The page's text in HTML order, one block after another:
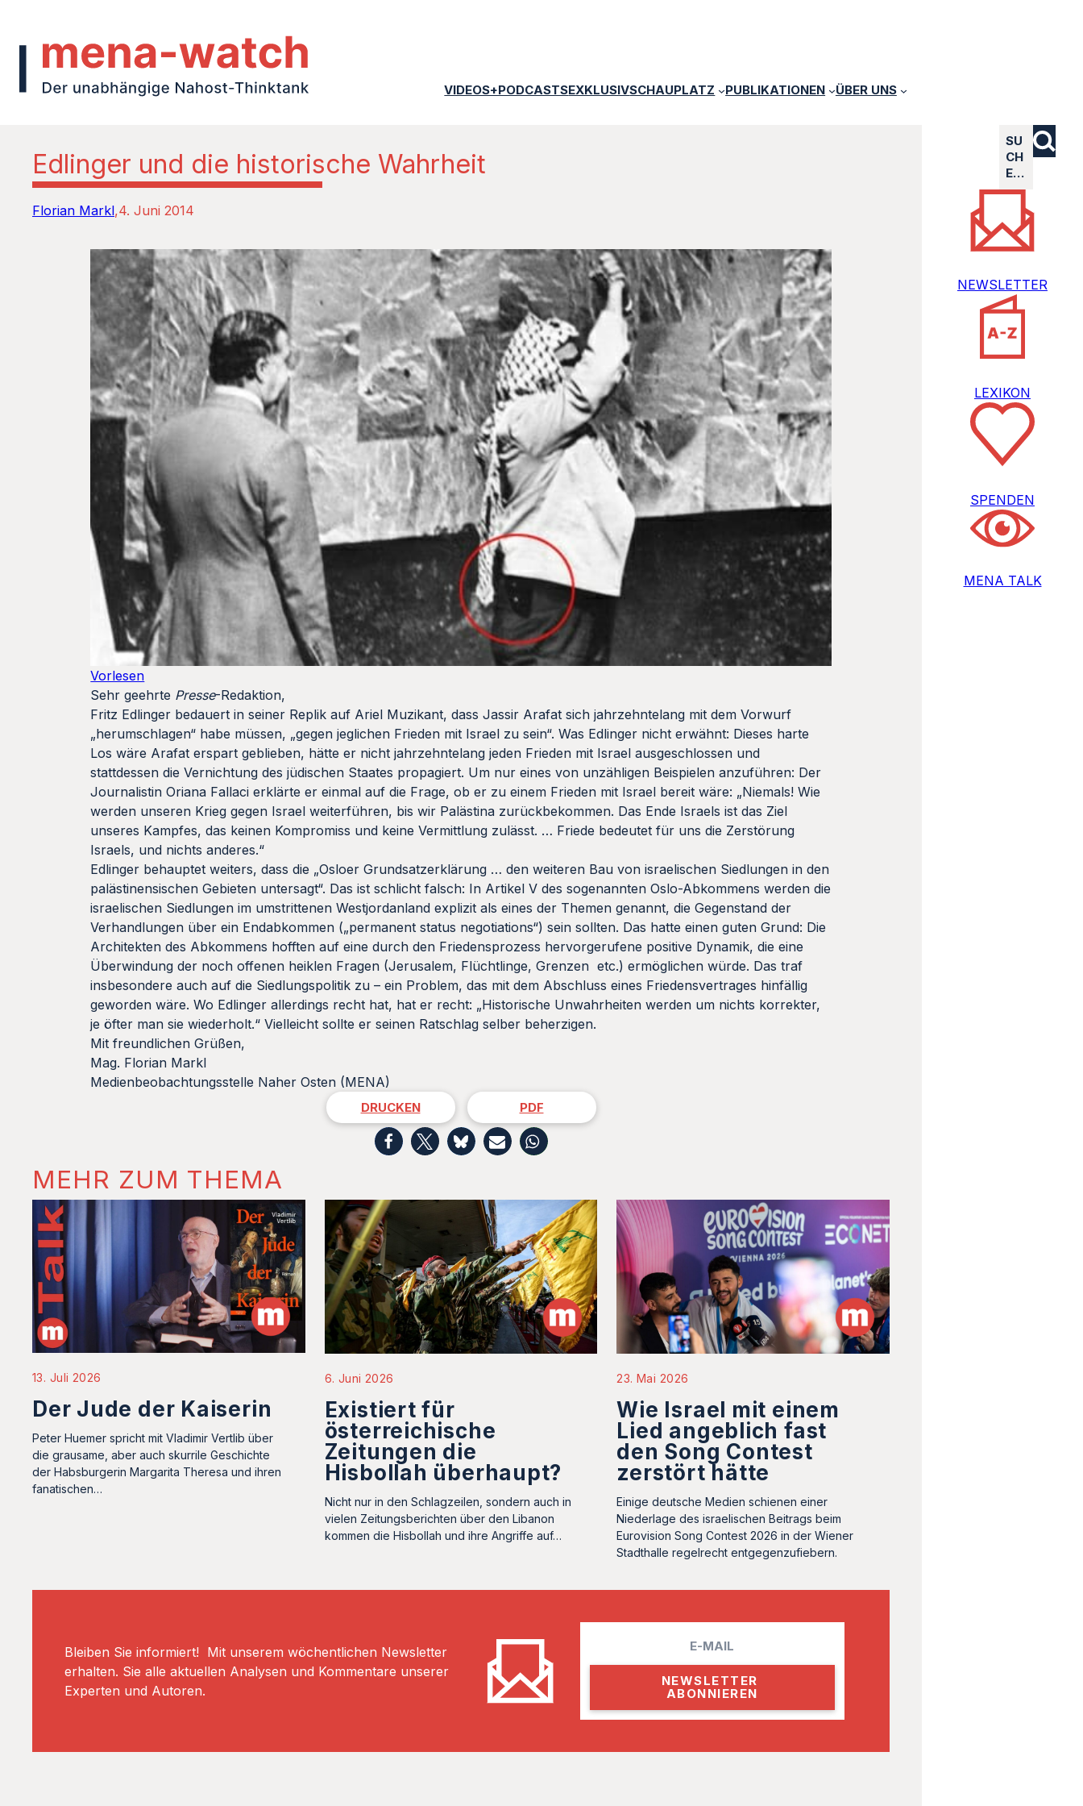
VIDEOS+PODCASTSEXKLUSIVSCHAUPLATZ PUBLIKATIONEN ÜBER UNS
Edlinger und die historische Wahrheit
Florian Markl 4. Juni 2014
Vorlesen
Sehr geehrte Presse-Redaktion,
Fritz Edlinger bedauert in seiner Replik auf Ariel Muzikant, dass Jassir Arafat sich jahrzehntelang mit dem Vorwurf
„herumschlagen“ habe müssen, „gegen jeglichen Frieden mit Israel zu sein“. Was Edlinger nicht erwähnt: Dieses harte
Los wäre Arafat erspart geblieben, hätte er nicht jahrzehntelang jeden Frieden mit Israel ausgeschlossen und
stattdessen die Vernichtung des jüdischen Staates propagiert. Um nur eines von unzähligen Beispielen anzuführen: Der
Journalistin Oriana Fallaci erklärte er einmal auf die Frage, ob er zu einem Frieden mit Israel bereit wäre: „Niemals! Wie
werden unseren Krieg gegen Israel weiterführen, bis wir Palästina zurückbekommen. Das Ende Israels ist das Ziel
unseres Kampfes, das keinen Kompromiss und keine Vermittlung zulässt. … Friede bedeutet für uns die Zerstörung
Israels, und nichts anderes.“
Edlinger behauptet weiters, dass die „Osloer Grundsatzerklärung … den weiteren Bau von israelischen Siedlungen in den
palästinensischen Gebieten untersagt“. Das ist schlicht falsch: In Artikel V des sogenannten Oslo-Abkommens werden die
israelischen Siedlungen im umstrittenen Westjordanland explizit als eines der Themen genannt, die Gegenstand der
Verhandlungen über ein Endabkommen („permanent status negotiations“) sein sollten. Das hatte einen guten Grund: Die
Architekten des Abkommens hofften auf eine durch den Friedensprozess hervorgerufene positive Dynamik, die eine
Überwindung der noch offenen heiklen Fragen (Jerusalem, Flüchtlinge, Grenzen etc.) ermöglichen würde. Das traf
insbesondere auch auf die Siedlungspolitik zu – ein Problem, das mit dem Abschluss eines Friedensvertrages hinfällig
geworden wäre. Wo Edlinger allerdings recht hat, hat er recht: „Historische Unwahrheiten werden um nichts korrekter,
je öfter man sie wiederholt.“ Vielleicht sollte er seinen Ratschlag selber beherzigen.
Mit freundlichen Grüßen,
Mag. Florian Markl
Medienbeobachtungsstelle Naher Osten (MENA)
DRUCKEN PDF
MEHR ZUM THEMA
13. Juli 2026
Der Jude der Kaiserin
Peter Huemer spricht mit Vladimir Vertlib über
die grausame, aber auch skurrile Geschichte
der Habsburgerin Margarita Theresa und ihren
fanatischen…
6. Juni 2026
Existiert für
österreichische
Zeitungen die
Hisbollah überhaupt?
Nicht nur in den Schlagzeilen, sondern auch in
vielen Zeitungsberichten über den Libanon
kommen die Hisbollah und ihre Angriffe auf…
23. Mai 2026
Wie Israel mit einem
Lied angeblich fast
den Song Contest
zerstört hätte
Einige deutsche Medien schienen einer
Niederlage des israelischen Beitrags beim
Eurovision Song Contest 2026 in der Wiener
Stadthalle regelrecht entgegenzufiebern.
Bleiben Sie informiert! Mit unserem wöchentlichen Newsletter
erhalten. Sie alle aktuellen Analysen und Kommentare unserer
Experten und Autoren.
l
SU
CH
E…
NEWSLETTER
LEXIKON
SPENDEN
MENA TALK